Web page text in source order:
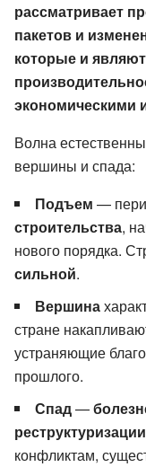
рассматривает
пакетов и
которые и
экономическими
Волна
вершины и спада:
Подъем —
строительства,
нового порядка.
сильной.
Вершина
стране
устраняющие
прошлого.
Спад—
реструктуризации
конфликтам,